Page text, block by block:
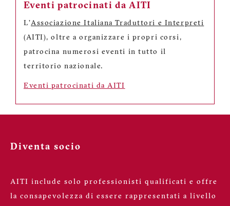
Eventi patrocinati da AITI
L'Associazione Italiana Traduttori e Interpreti
(AITI), oltre a organizzare i propri corsi,
patrocina numerosi eventi in tutto il
territorio nazionale.
Eventi patrocinati da AITI
Diventa socio
AITI include solo professionisti qualificati e offre
la consapevolezza di essere rappresentati a livello